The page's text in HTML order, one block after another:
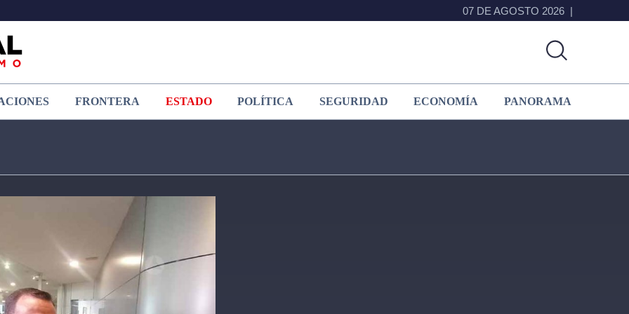
07 DE AGOSTO 2026
FRONTERA ESTADO POLÍTICA SEGURIDAD ECONOMÍA PANORAMA